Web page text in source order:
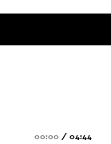
00:00 / 04:44